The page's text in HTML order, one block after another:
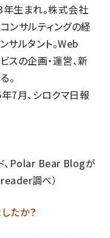
生まれ。株式会社
ンサルティングの経
サルタント。Web
スの企画・運営、新
。
月、シロクマ日報
、Polar Bear Blogが
調べ）
たか？